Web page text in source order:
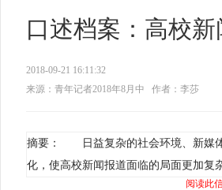
口述档案：高校
2018-09-21 16:11:32
来源：青年记者2018年8月中
作者：李莎
摘要： 日益复杂的社会环境、新媒体
化，使高校新闻报道面临的局面更加复
阅读此